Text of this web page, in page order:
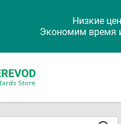
Низкие
Экономим время